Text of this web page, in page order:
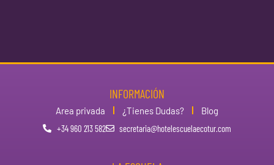
INFORMACIÓN
Area privada ¿Tienes Dudas?
Blog
+34 960 213 582
secretaria@hotelescuelaecotur.com